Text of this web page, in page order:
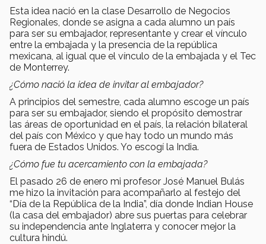
Esta idea nació en la clase Desarrollo de Negocios
Regionales, donde se asigna a cada alumno un país
para ser su embajador, representante y crear el vínculo
entre la embajada y la presencia de la república
mexicana, al igual que el vínculo de la embajada y el Tec
de Monterrey.
¿Cómo nació la idea de invitar al embajador?
A principios del semestre, cada alumno escoge un país
para ser su embajador, siendo el propósito demostrar
las áreas de oportunidad en el país, la relación bilateral
del país con México y que hay todo un mundo más
fuera de Estados Unidos. Yo escogí la India.
¿Cómo fue tu acercamiento con la embajada?
El pasado 26 de enero mi profesor José Manuel Bulás
me hizo la invitación para acompañarlo al festejo del
“Día de la República de la India”, día donde Indian House
(la casa del embajador) abre sus puertas para celebrar
su independencia ante Inglaterra y conocer mejor la
cultura hindú.